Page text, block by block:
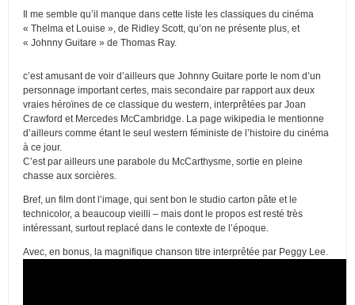
Il me semble qu’il manque dans cette liste les classiques du cinéma
« Thelma et Louise », de Ridley Scott, qu’on ne présente plus, et
« Johnny Guitare » de Thomas Ray.
c’est amusant de voir d’ailleurs que Johnny Guitare porte le nom d’un
personnage important certes, mais secondaire par rapport aux deux
vraies héroïnes de ce classique du western, interprêtées par Joan
Crawford et Mercedes McCambridge. La page wikipedia le mentionne
d’ailleurs comme étant le seul western féministe de l’histoire du cinéma
à ce jour.
C’est par ailleurs une parabole du McCarthysme, sortie en pleine
chasse aux sorcières.
Bref, un film dont l’image, qui sent bon le studio carton pâte et le
technicolor, a beaucoup vieilli – mais dont le propos est resté très
intéressant, surtout replacé dans le contexte de l’époque.
Avec, en bonus, la magnifique chanson titre interprêtée par Peggy Lee.